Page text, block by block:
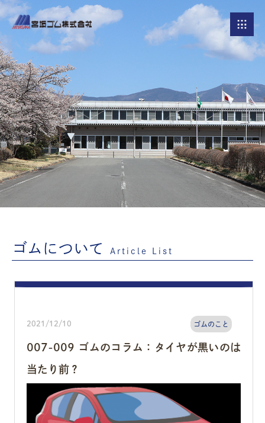
ゴムについて Article List
2021/12/10 ゴムのこと
007-009 ゴムのコラム：タイヤが黒いのは
当たり前？